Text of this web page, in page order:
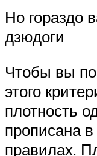
Но гораздо
дзюдоги
Чтобы вы
этого
плотность
прописана
правилах.